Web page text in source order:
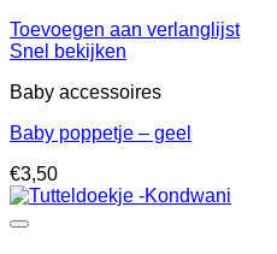
Toevoegen aan verlanglijst
Snel bekijken
Baby accessoires
Baby poppetje – geel
€3,50